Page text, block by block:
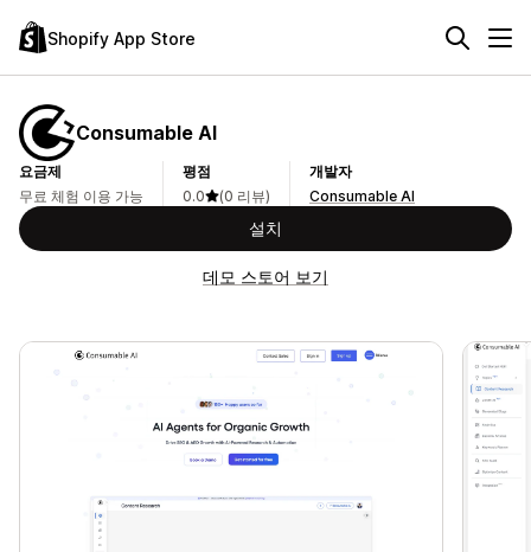
Shopify App Store
Consumable AI
요금제
무료 체험 이용 가능
평점
0.0
(0 리뷰)
개발자
Consumable AI
설치
데모 스토어 보기